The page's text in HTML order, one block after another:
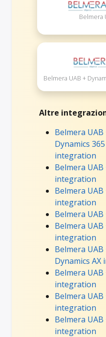
Belmera
Belmera UAB +
Altre
Belmera
Dynamics
integration
Belmera
integration
Belmera
integration
Belmera
Belmera
integration
Belmera
Dynamics
Belmera
integration
Belmera
integration
Belmera
integration